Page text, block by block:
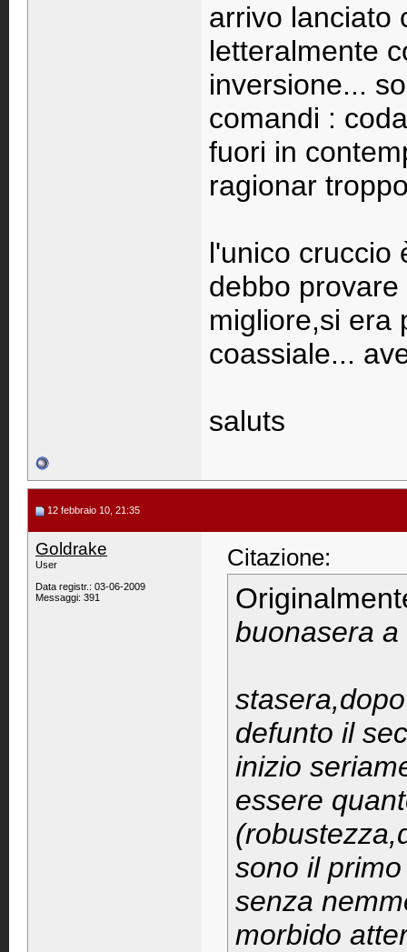
arrivo lanciato
letteralmente
inversione...
comandi :
fuori in
ragionar
l'unico cruccio
debbo
migliore,si era
coassiale...
saluts
12 febbraio 10, 21:35
Goldrake
User
Data registr.: 03-06-2009
Messaggi: 391
Citazione:
buonasera
defunto il
inizio
essere
sono il
senza
morbido